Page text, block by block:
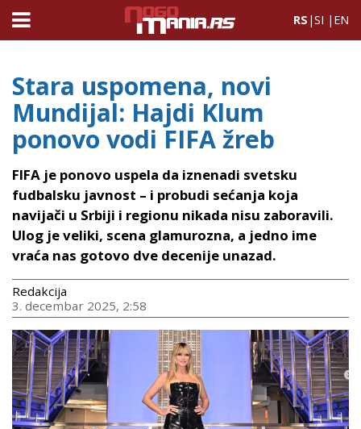
RS |SI | EN
Stara uspomena, novi
Mundijal: Hajdi Klum
ponovo vodi FIFA žreb
FIFA je ponovo uspela da iznenadi svetsku
fudbalsku javnost – i probudi sećanja koja
navijači u Srbiji i regionu nikada nisu zaboravili.
Ulog je veliki, scena glamurozna, a jedno ime
vraća nas gotovo dve decenije unazad.
Redakcija
3. decembar 2025, 2:58